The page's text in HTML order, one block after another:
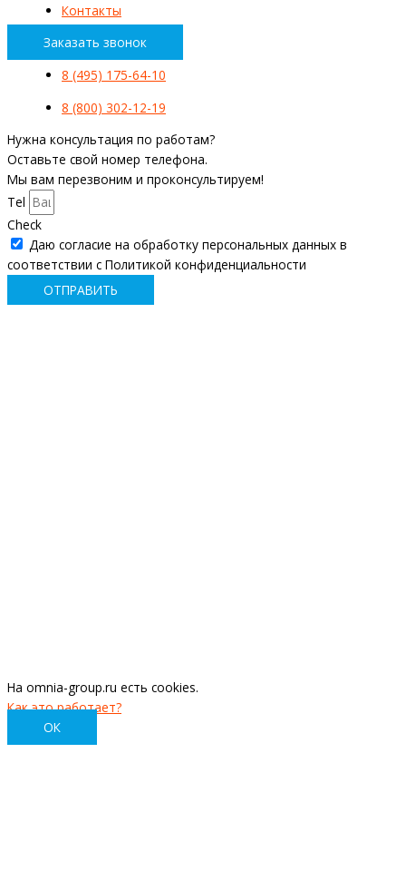
Контакты
Заказать звонок
8 (495) 175-64-10
8 (800) 302-12-19
Нужна консультация по работам?
Оставьте свой номер телефона.
Мы вам перезвоним и проконсультируем!
Tel
Check
Даю согласие на обработку персональных данных в
соответствии с Политикой конфиденциальности
ОТПРАВИТЬ
На omnia-group.ru есть cookies.
Как это работает?
ОК